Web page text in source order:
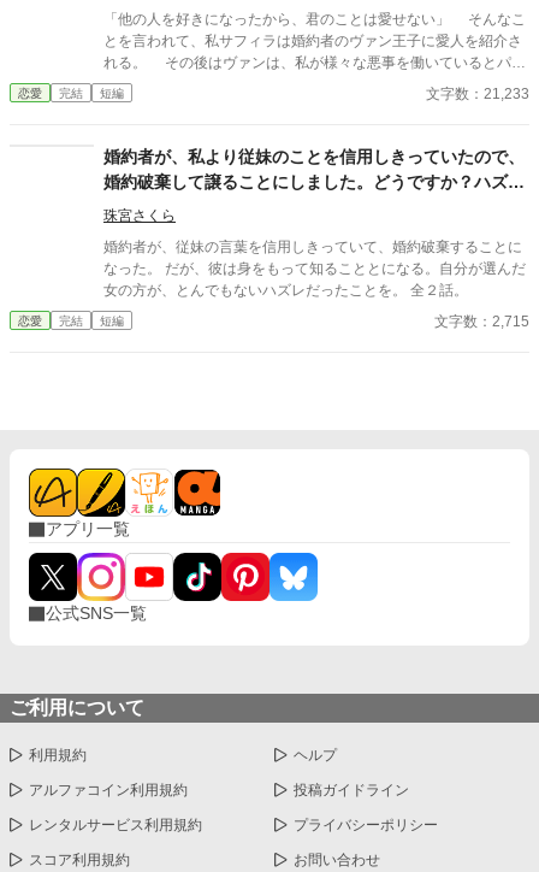
「他の人を好きになったから、君のことは愛せない」 そんなこ
とを言われて、私サフィラは婚約者のヴァン王子に愛人を紹介さ
れる。 その後はヴァンは、私が様々な悪事を働いているとパー
ティ会場で言い出す。 捏造した罪によって、ヴァンは私との婚
約を破棄しようと目論んでいた。
恋愛 完結 短編 文字数：21,233
婚約者が、私より従妹のことを信用しきっていたので、
婚約破棄して譲ることにしました。どうですか？ハズレ
だったでしょう？
珠宮さくら
婚約者が、従妹の言葉を信用しきっていて、婚約破棄することに
なった。 だが、彼は身をもって知ることとになる。自分が選んだ
女の方が、とんでもないハズレだったことを。 全２話。
恋愛 完結 短編 文字数：2,715
アプリ一覧
公式SNS一覧
ご利用について
利用規約 ヘルプ
アルファコイン利用規約 投稿ガイドライン
レンタルサービス利用規約 プライバシーポリシー
スコア利用規約 お問い合わせ